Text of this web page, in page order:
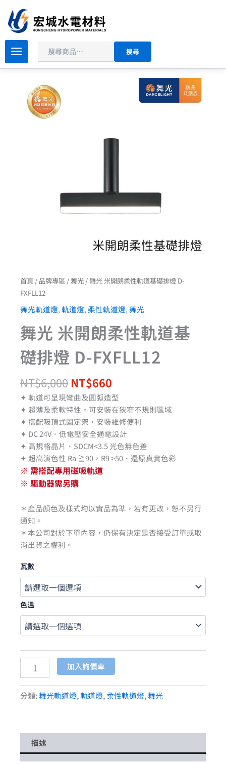
要
容
尋
搜尋
首頁 / 品牌專區 /舞光 / 舞光 米開朗柔性軌道基礎排燈 D-
FXFLL12
舞光軌道燈,軌道燈,柔性軌道燈,舞光
舞光 米開朗柔性軌道基
礎排燈 D-FXFLL12
NT$6,000
始
價
NT$660
目
價
NT$660。
✦ 軌道可呈現彎曲及圓弧造型
✦ 超薄及柔軟特性，可安裝在狹窄不規則區域
✦ 搭配吸頂式固定架，安裝維修便利
✦ DC 24V．低電壓安全通電設計
✦ 高規格晶片．SDCM<3.5 光色無色差
✦ 超高演色性 Ra ≧90，R9 >50．還原真實色彩
※ 需搭配專用磁吸軌道
※ 驅動器需另購
＊產品顏色及樣式均以實品為準，若有更改，恕不另行
通知。
＊本公司對於下單內容，仍保有決定是否接受訂單或取
消出貨之權利。
瓦數
色溫
舞
光
米
加入詢價車
分類:舞光軌道燈,軌道燈,柔性軌道燈,舞光
描述